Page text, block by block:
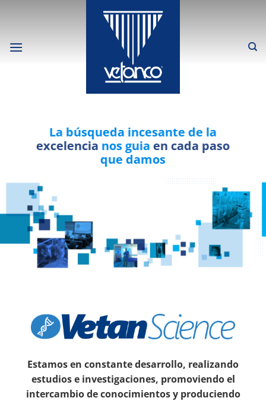
La búsqueda incesante de la
excelencia nos guia en cada paso
que damos
Estamos en constante desarrollo, realizando
estudios e investigaciones, promoviendo el
intercambio de conocimientos y produciendo